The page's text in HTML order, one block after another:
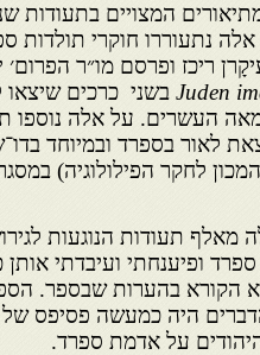
מתיאורים המצויים בתעודות
נתעוררו חוקרי תולדות
ריכז ופרסם מו״ר הפרום׳
Juden im בשני כרכים
העשרים. על אלה נוספו
לאור בספרד ובמיוחד
לחקר הפילולוגיה)
מאלף תעודות הנוגעות
ספרד ופיענחתי ועיבדתי
ימצא הקורא בהערות שבספר.
היה כמעשה פסיפס של
על אדמת ספרד.